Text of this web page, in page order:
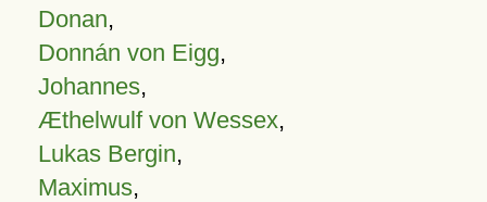
Donan,
Donnán von Eigg,
Johannes,
Æthelwulf von Wessex,
Lukas Bergin,
Maximus,